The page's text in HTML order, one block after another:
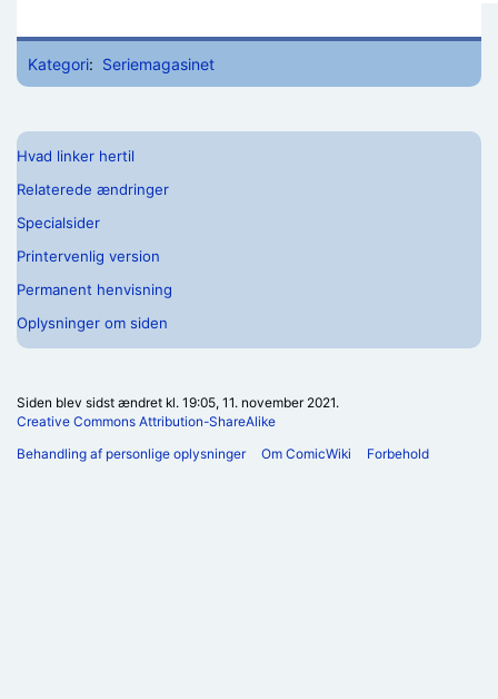
Kategori: Seriemagasinet
Hvad linker hertil
Relaterede ændringer
Specialsider
Printervenlig version
Permanent henvisning
Oplysninger om siden
Siden blev sidst ændret kl. 19:05, 11. november 2021.
Creative Commons Attribution-ShareAlike
Behandling af personlige oplysninger
Om ComicWiki Forbehold